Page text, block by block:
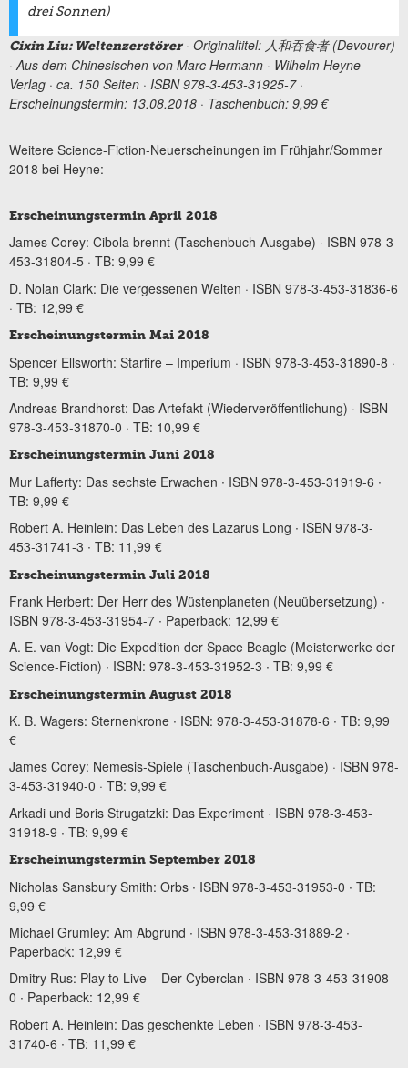
drei Sonnen)
Cixin Liu: Weltenzerstörer· Originaltitel: 人和吞食者 (Devourer)
· Aus dem Chinesischen von Marc Hermann · Wilhelm Heyne
Verlag · ca. 150 Seiten · ISBN 978-3-453-31925-7 ·
Erscheinungstermin: 13.08.2018 · Taschenbuch: 9,99 €
Weitere Science-Fiction-Neuerscheinungen im Frühjahr/Sommer
2018 bei Heyne:
Erscheinungstermin April 2018
James Corey: Cibola brennt (Taschenbuch-Ausgabe) · ISBN 978-3-
453-31804-5 · TB: 9,99 €
D. Nolan Clark: Die vergessenen Welten · ISBN 978-3-453-31836-6
· TB: 12,99 €
Erscheinungstermin Mai 2018
Spencer Ellsworth: Starfire – Imperium · ISBN 978-3-453-31890-8 ·
TB: 9,99 €
Andreas Brandhorst: Das Artefakt (Wiederveröffentlichung) · ISBN
978-3-453-31870-0 · TB: 10,99 €
Erscheinungstermin Juni 2018
Mur Lafferty: Das sechste Erwachen ∙ ISBN 978-3-453-31919-6 ∙
TB: 9,99 €
Robert A. Heinlein: Das Leben des Lazarus Long ∙ ISBN 978-3-
453-31741-3 ∙ TB: 11,99 €
Erscheinungstermin Juli 2018
Frank Herbert: Der Herr des Wüstenplaneten (Neuübersetzung) ∙
ISBN 978-3-453-31954-7 ∙ Paperback: 12,99 €
A. E. van Vogt: Die Expedition der Space Beagle (Meisterwerke der
Science-Fiction) ∙ ISBN: 978-3-453-31952-3 ∙ TB: 9,99 €
Erscheinungstermin August 2018
K. B. Wagers: Sternenkrone ∙ ISBN: 978-3-453-31878-6 ∙ TB: 9,99
€
James Corey: Nemesis-Spiele (Taschenbuch-Ausgabe) · ISBN 978-
3-453-31940-0 · TB: 9,99 €
Arkadi und Boris Strugatzki: Das Experiment ∙ ISBN 978-3-453-
31918-9 ∙ TB: 9,99 €
Erscheinungstermin September 2018
Nicholas Sansbury Smith: Orbs ∙ ISBN 978-3-453-31953-0 ∙ TB:
9,99 €
Michael Grumley: Am Abgrund ∙ ISBN 978-3-453-31889-2 ∙
Paperback: 12,99 €
Dmitry Rus: Play to Live – Der Cyberclan ∙ ISBN 978-3-453-31908-
0 ∙ Paperback: 12,99 €
Robert A. Heinlein: Das geschenkte Leben ∙ ISBN 978-3-453-
31740-6 ∙ TB: 11,99 €